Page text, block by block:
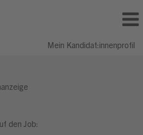
Mein Kandidat:innenprofil